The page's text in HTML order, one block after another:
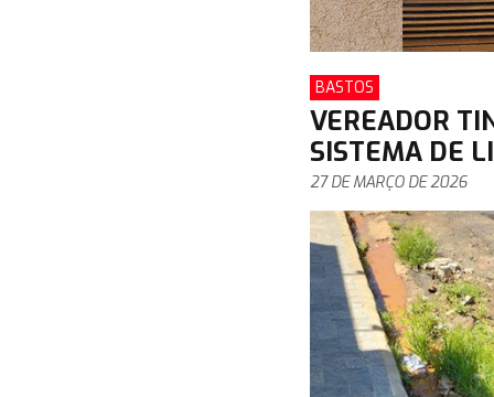
BASTOS
VEREADOR
SISTEMA DE
27 DE MARÇO DE 2026